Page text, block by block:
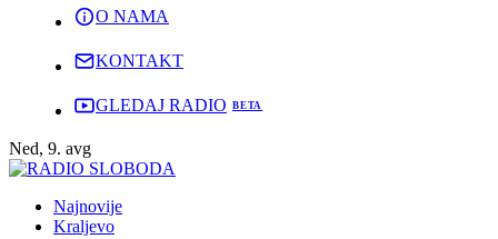
O NAMA
KONTAKT
GLEDAJ RADIO
Ned, 9. avg
Najnovije
Kraljevo